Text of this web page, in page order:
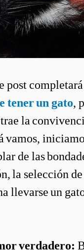
post
tener un gato,
la
de las
la selección de
llevarse un
verdadero: